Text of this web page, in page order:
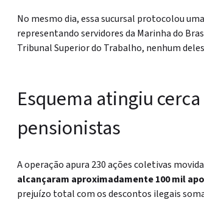
No mesmo dia, essa sucursal protocolou
representando servidores da Marinha do
Tribunal Superior do Trabalho, nenhum
Esquema atingiu
pensionistas
A operação apura 230 ações coletivas
alcançaram aproximadamente 100 mil
prejuízo total com os descontos ilegais